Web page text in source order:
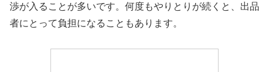
渉が入ることが多いです。何度もやりとりが続くと、出品
者にとって負担になることもあります。